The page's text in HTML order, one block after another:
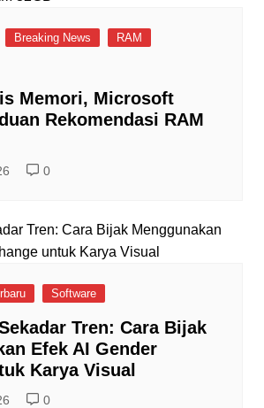
Breaking News
RAM
Memori, Microsoft
Rekomendasi RAM
0
Software
Tren: Cara Bijak
Efek AI Gender
Karya Visual
0